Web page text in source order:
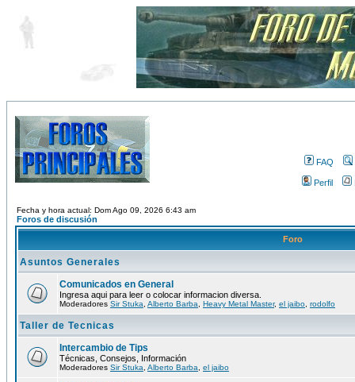
FAQ
Perfil
Fecha y hora actual: Dom Ago 09, 2026 6:43 am
Foros de discusión
Foro
Asuntos Generales
Comunicados en General
Ingresa aqui para leer o colocar informacion diversa.
Moderadores Sir Stuka Alberto Barba Heavy Metal Master, el jaibo rodolfo
Taller de Tecnicas
Intercambio de Tips
Técnicas, Consejos, Información
Moderadores Sir Stuka Alberto Barba el jaibo